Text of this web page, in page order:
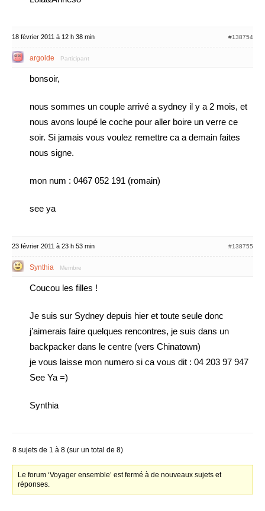
18 février 2011 à 12 h 38 min #138754
argolde Participant
bonsoir,
nous sommes un couple arrivé a sydney il y a 2 mois, et
nous avons loupé le coche pour aller boire un verre ce
soir. Si jamais vous voulez remettre ca a demain faites
nous signe.
mon num : 0467 052 191 (romain)
see ya
23 février 2011 à 23 h 53 min #138755
Synthia Membre
Coucou les filles !
Je suis sur Sydney depuis hier et toute seule donc
j’aimerais faire quelques rencontres, je suis dans un
backpacker dans le centre (vers Chinatown)
je vous laisse mon numero si ca vous dit : 04 203 97 947
See Ya =)
Synthia
8 sujets de 1 à 8 (sur un total de 8)
Le forum ‘Voyager ensemble’ est fermé à de nouveaux sujets et
réponses.